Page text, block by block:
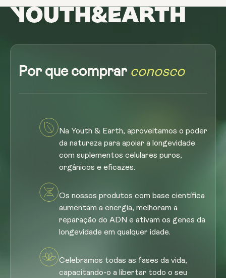
Por que comprar conosco
Na Youth & Earth, aproveitamos o poder
da natureza para apoiar a longevidade
com suplementos celulares puros,
orgânicos e eficazes.
Os nossos produtos com base científica
aumentam a energia, melhoram a
reparação do ADN e ativam os genes da
longevidade em qualquer idade.
Celebramos todas as fases da vida,
capacitando-o a libertar todo o seu